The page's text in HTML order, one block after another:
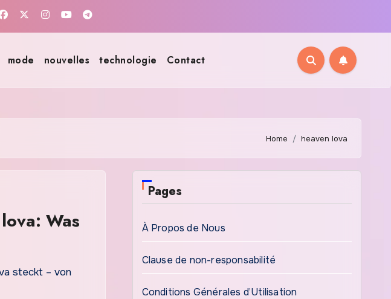
mode nouvelles technologie Contact
Home heaven lova
Was
steckt – von
Pages
À Propos de Nous
Clause de non-responsabilité
Conditions Générales d’Utilisation